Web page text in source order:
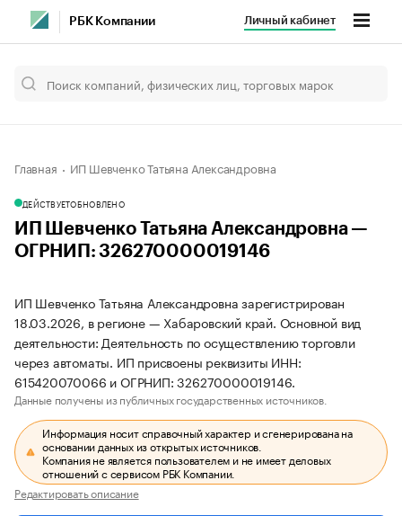
РБК Компании Личный кабинет
Главная ИП Шевченко Татьяна Александровна
ДЕЙСТВУЕТОБНОВЛЕНО
ИП Шевченко Татьяна Александровна —
ОГРНИП: 326270000019146
ИП Шевченко Татьяна Александровна зарегистрирован
18.03.2026, в регионе — Хабаровский край. Основной вид
деятельности: Деятельность по осуществлению торговли
через автоматы. ИП присвоены реквизиты ИНН:
615420070066 и ОГРНИП: 326270000019146.
Данные получены из публичных государственных источников.
Информация носит справочный характер и сгенерирована на
основании данных из открытых источников.
Компания не является пользователем и не имеет деловых
отношений с сервисом РБК Компании.
Редактировать описание